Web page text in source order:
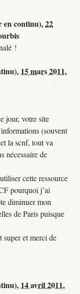
en continu),22
!
15 mars 2011,
jour, votre site
(souvent
la scnf, tout va
nécessaire de
cette ressource
pourquoi j’ai
diminuer mon
de Paris puisque
super et merci de
14 avril 2011,